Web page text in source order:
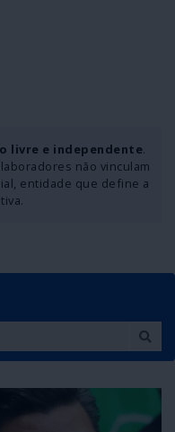
livre e independente.
não vinculam
entidade que define a